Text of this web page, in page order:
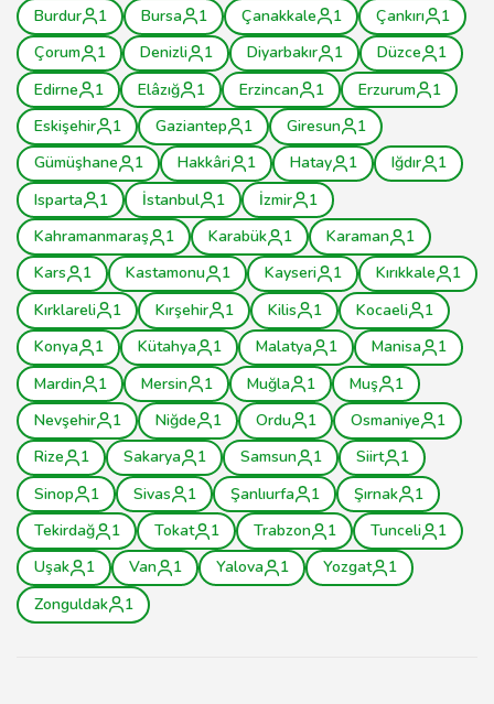
Burdur
1 Bursa 1 Çanakkale 1 Çankırı
1
Çorum
1 Denizli 1 Diyarbakır 1 Düzce
1
Edirne
1 Elâzığ 1 Erzincan 1 Erzurum
1
Eskişehir
1 Gaziantep 1 Giresun
1
Gümüşhane
1 Hakkâri 1 Hatay 1 Iğdır
1
Isparta
1 İstanbul 1 İzmir
1
Kahramanmaraş
1 Karabük 1 Karaman
1
Kars
1 Kastamonu 1 Kayseri 1 Kırıkkale
1
Kırklareli
1 Kırşehir 1 Kilis 1 Kocaeli
1
Konya
1 Kütahya 1 Malatya 1 Manisa
1
Mardin
1 Mersin 1 Muğla 1 Muş
1
Nevşehir
1 Niğde 1 Ordu 1 Osmaniye
1
Rize
1 Sakarya 1 Samsun 1 Siirt
1
Sinop
1 Sivas 1 Şanlıurfa 1 Şırnak
1
Tekirdağ
1 Tokat 1 Trabzon 1 Tunceli
1
Uşak
1 Van 1 Yalova 1 Yozgat
1
Zonguldak
1